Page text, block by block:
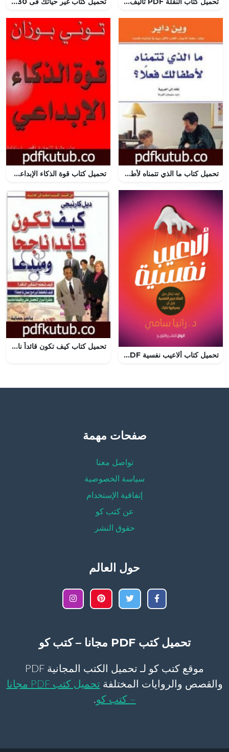
تحميل كتاب ما الذي تتمناه لأطفالك فعلا PDF تأليف واين داير مجانا [كامل] تحميل كتاب قوة الذكاء الإبداعي PDF تأليف توني بوزان مجانا [كامل]
تحميل كتاب ألاعيب نفسية PDF رانيا سامي مجانا برابط مباشر
تحميل كتاب كيف تكون قائداً ناجحاً ومبدعاً PDF تأليف ديل كارنيجي مجانا [كامل]
صفحات مهمة
تواصل معنا
سياسة الخصوصية
إتفاقية الإستخدام
عن كتب كو
حقوق النشر
حول العالم
تحميل كتب PDF مجانا – كتب كو
موقع كتب كو لـ تحميل الكتب المجانية PDF
والقصص والروايات المختلفة
تحميل كتب PDF مجانا
– كتب كو.